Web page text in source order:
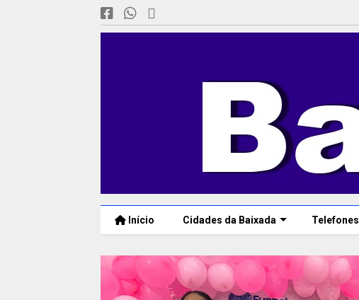
Início Cidades da Baixada Telefones